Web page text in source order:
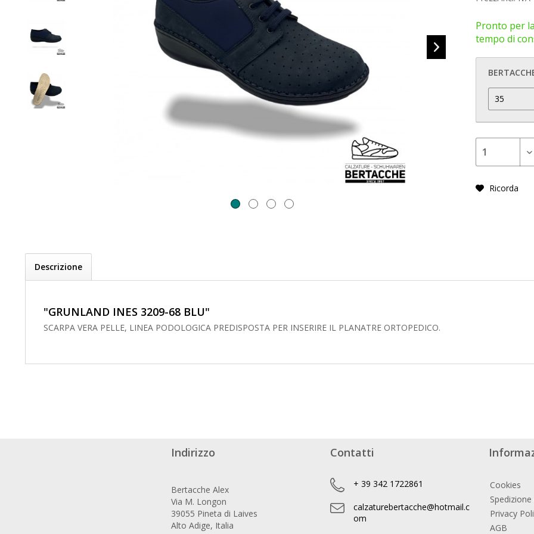
Pronto per
tempo di
Ricorda
Descrizione
"GRUNLAND INES 3209-68 BLU"
SCARPA VERA PELLE, LINEA PODOLOGICA PREDISPOSTA PER INSERIRE IL PLANATRE ORTOPEDICO.
Indirizzo
Bertacche Alex
Via M. Longon
39055 Pineta di Laives
Alto Adige, Italia
Contatti
+ 39 342 1722861
calzaturebertacche@hotmail.c
om
Cookies
Privacy
AGB